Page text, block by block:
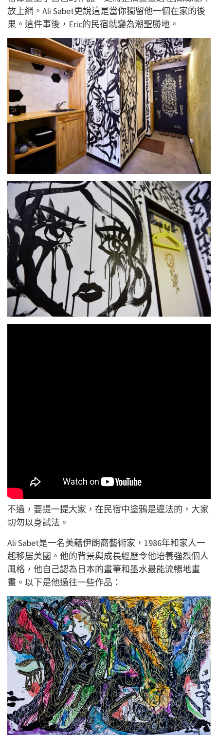
放上網。Ali Sabet更說這是當你獨留他一個在家的後
果。這件事後，Eric的民宿就變為潮聖勝地。
不過，要提一提大家，在民宿中塗鴉是違法的，大家
切勿以身試法。
Ali Sabet是一名美藉伊朗裔藝術家，1986年和家人一
起移居美國。他的背景與成長經歷令他培養強烈個人
風格，他自己認為日本的畫筆和墨水最能流暢地畫
畫。以下是他過往一些作品：